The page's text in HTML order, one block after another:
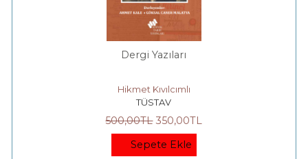
Dergi Yazıları
Hikmet Kıvılcımlı
TÜSTAV
500,00TL 350,00TL
Sepete Ekle